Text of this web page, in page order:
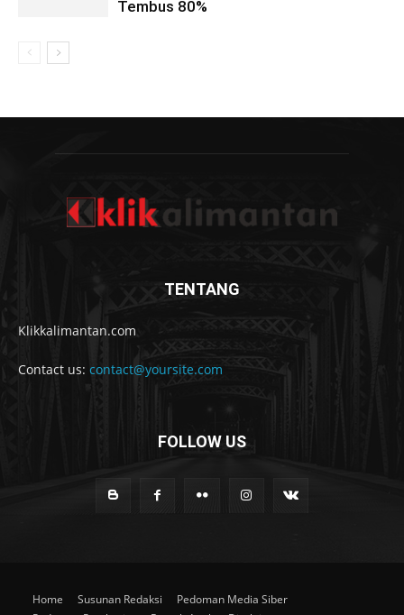
Tembus 80%
TENTANG
Klikkalimantan.com
Contact us: contact@yoursite.com
FOLLOW US
Home Susunan Redaksi
Pedoman Media Siber